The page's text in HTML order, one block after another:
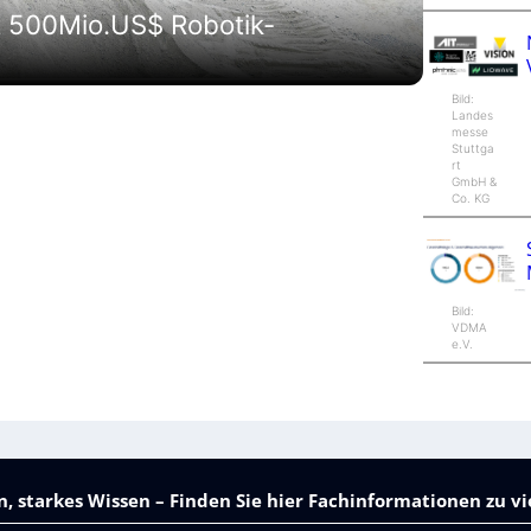
Robotik-
Bild:
Landes
messe
Stuttga
rt
GmbH &
Co. KG
Bild:
VDMA
e.V.
starkes Wissen – Finden Sie hier Fachinformationen zu